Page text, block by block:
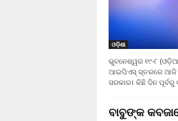
ଓଡ଼ିଶା
ଭୁବନେଶ୍ୱର ୧୯-୮
ଆଇପିଏସ୍ ସ୍ତରରେ ଆଜି
ସରକାର। କିଛି ଦିନ
ବାବୁଙ୍କ